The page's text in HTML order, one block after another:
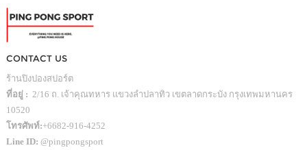
CONTACT US
ร้านปิงปองสปอร์ต
ที่อยู่ : 2/16 ถ. เจ้าคุณทหาร แขวงลำปลาทิว เขตลาดกระบัง กรุงเทพมหานคร
10520
โทรศัพท์:+6682-916-4252
Line ID: @pingpongsport